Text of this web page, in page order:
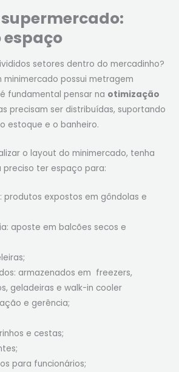
setores dentro do mercadinho?
minimercado possui metragem
fundamental pensar na otimização
precisam ser distribuídas, suportando
estoque e o banheiro.
o layout do minimercado, tenha
preciso ter espaço para:
produtos expostos em gôndolas e
aposte em balcões secos e
armazenados em freezers,
geladeiras e walk-in cooler
e gerência;
e cestas;
para funcionários;